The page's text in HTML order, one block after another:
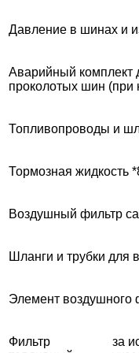
Давление в шинах и
Аварийный комплект
проколотых шин (при
Топливопроводы и
Тормозная жидкость
Воздушный фильтр
Шланги и трубки для
Элемент воздушного
Фильтр
за